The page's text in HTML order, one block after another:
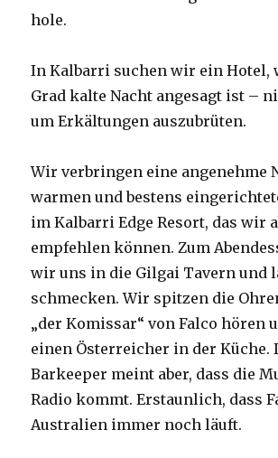
hole.
In Kalbarri suchen wir ein Hotel,
Grad kalte Nacht angesagt ist –
um Erkältungen auszubrüten.
Wir verbringen eine angenehme
warmen und bestens
im Kalbarri Edge Resort, das wir
empfehlen können. Zum
wir uns in die Gilgai Tavern und
schmecken. Wir spitzen die
„der Komissar“ von Falco hören
einen Österreicher in der Küche.
Barkeeper meint aber, dass die
Radio kommt. Erstaunlich, dass
Australien immer noch läuft.